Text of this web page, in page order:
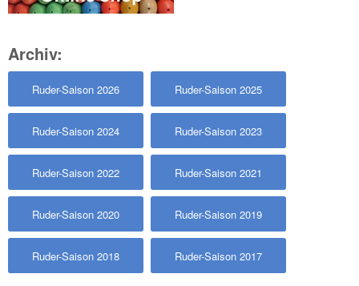
Archiv:
Ruder-Saison 2026 Ruder-Saison 2025
Ruder-Saison 2024 Ruder-Saison 2023
Ruder-Saison 2022 Ruder-Saison 2021
Ruder-Saison 2020 Ruder-Saison 2019
Ruder-Saison 2018 Ruder-Saison 2017